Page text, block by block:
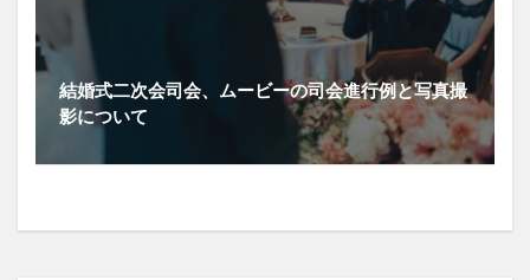
結婚式二次会司会、ムービーの司会進行例と写真撮
影について